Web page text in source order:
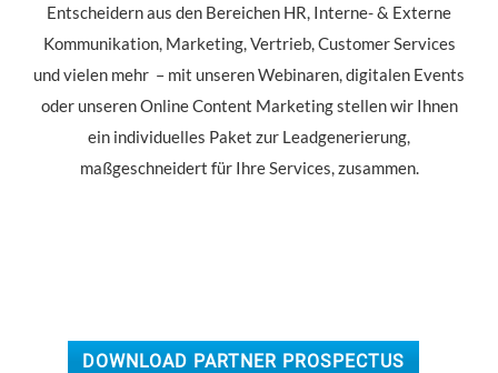
Entscheidern aus den Bereichen HR, Interne- & Externe
Kommunikation, Marketing, Vertrieb, Customer Services
und vielen mehr – mit unseren Webinaren, digitalen Events
oder unseren Online Content Marketing stellen wir Ihnen
ein individuelles Paket zur Leadgenerierung,
maßgeschneidert für Ihre Services, zusammen.
DOWNLOAD PARTNER PROSPECTUS